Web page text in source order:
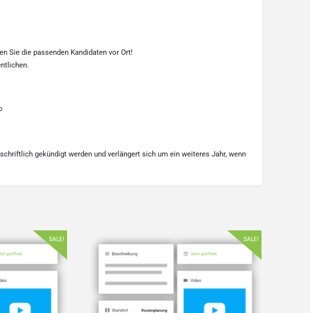
Sie die passenden Kandidaten vor Ort!
gekündigt werden und verlängert sich um ein weiteres Jahr, wenn
SALE! SALE!